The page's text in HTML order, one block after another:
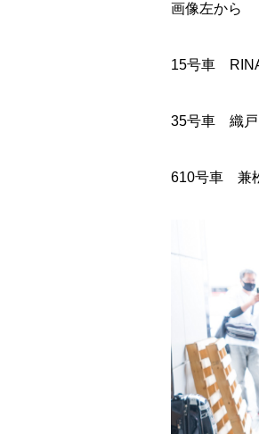
画像左から
15号車
35号車 織戸
610号車 兼